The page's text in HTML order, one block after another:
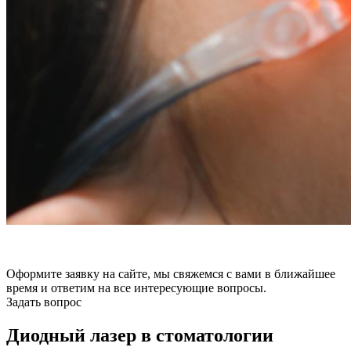
Оформите заявку на сайте, мы свяжемся с вами в ближайшее
время и ответим на все интересующие вопросы.
Задать вопрос
Диодный лазер в стоматологии